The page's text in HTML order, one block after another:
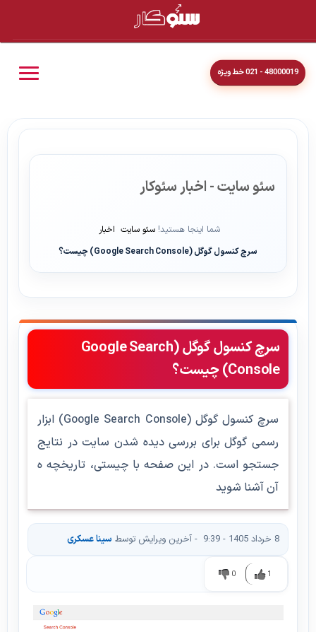
48000019 - 021 خط ویژه
سئو سایت - اخبار سئوکار
شما اینجا هستید! سئو سایت اخبار
سرچ کنسول گوگل (Google Search Console) چیست؟
سرچ کنسول گوگل (Google Search
Console) چیست؟
سرچ کنسول گوگل (Google Search Console) ابزار
رسمی گوگل برای بررسی دیده شدن سایت در نتایج
جستجو است. در این صفحه با چیستی، تاریخچه ه
آن آشنا شوید
8 خرداد 1405 - 9:39 - آخرین ویرایش توسط سینا عسکری
1
0